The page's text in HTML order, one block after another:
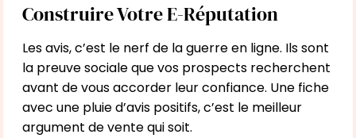
Construire Votre E-Réputation
Les avis, c’est le nerf de la guerre en ligne. Ils sont
la preuve sociale que vos prospects recherchent
avant de vous accorder leur confiance. Une fiche
avec une pluie d’avis positifs, c’est le meilleur
argument de vente qui soit.